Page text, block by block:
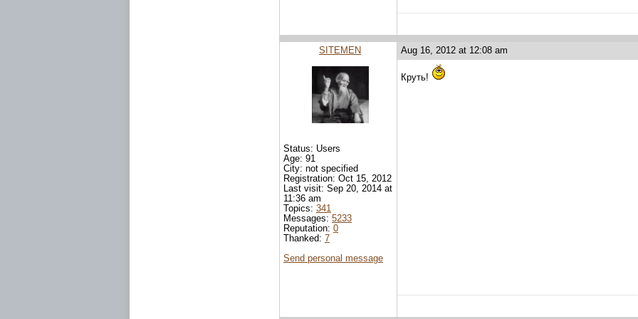
Aug 16, 2012 at 12:08 am
Круть!
SITEMEN
Status: Users
Age: 91
City: not specified
Registration: Oct 15, 2012
Last visit: Sep 20, 2014 at
11:36 am
Topics: 341
Messages: 5233
Reputation: 0
Thanked: 7
Send personal message